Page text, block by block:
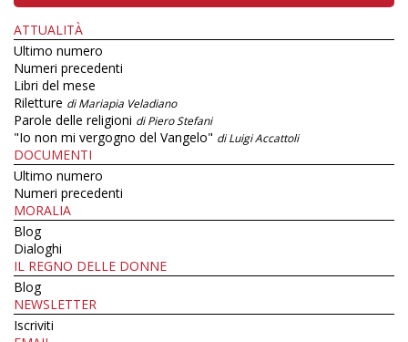
ATTUALITÀ
Ultimo numero
Numeri precedenti
Libri del mese
Riletture di Mariapia Veladiano
Parole delle religioni di Piero Stefani
"Io non mi vergogno del Vangelo" di Luigi Accattoli
DOCUMENTI
Ultimo numero
Numeri precedenti
MORALIA
Blog
Dialoghi
IL REGNO DELLE DONNE
Blog
NEWSLETTER
Iscriviti